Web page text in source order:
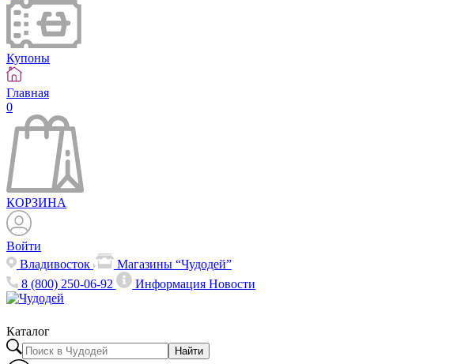
Купоны
Главная
0
КОРЗИНА
Войти
Владивосток
Магазины “Чудодей”
8 (800) 250-06-92
ИнформацияНовости
Каталог
Найти